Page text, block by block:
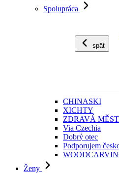
Spolupráca
späť
CHINASKI
XICHTY
ZDRAVÁ
Via Czechia
Dobrý otec
Podporujem
Ženy